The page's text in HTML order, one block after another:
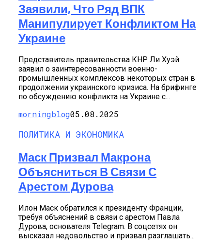
Заявили, Что Ряд ВПК
Манипулирует Конфликтом На
Украине
Представитель правительства КНР Ли Хуэй
заявил о заинтересованности военно-
промышленных комплексов некоторых стран в
продолжении украинского кризиса. На брифинге
по обсуждению конфликта на Украине с...
morningblog05.08.2025
ПОЛИТИКА И ЭКОНОМИКА
Маск Призвал Макрона
Объясниться В Связи С
Арестом Дурова
Илон Маск обратился к президенту Франции,
требуя объяснений в связи с арестом Павла
Дурова, основателя Telegram. В соцсетях он
высказал недовольство и призвал разглашать...